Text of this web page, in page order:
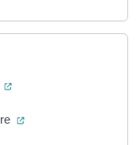
(ouverture dans un
(ouverture dans un